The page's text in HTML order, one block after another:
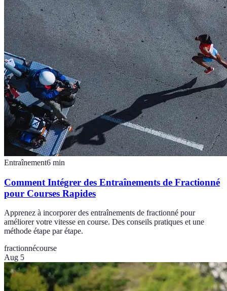
Entraînement6 min
Comment Intégrer des Entraînements de Fractionné
pour Courses Rapides
Apprenez à incorporer des entraînements de fractionné pour
améliorer votre vitesse en course. Des conseils pratiques et une
méthode étape par étape.
fractionnécourse
Aug 5